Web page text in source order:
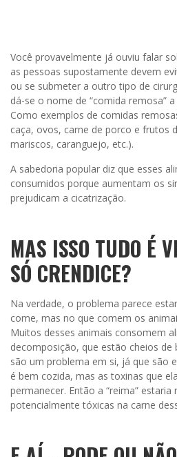
Você provavelmente já ouviu falar
as pessoas supostamente devem
ou se submeter a outro tipo de
dá-se o nome de “comida remosa”
Como exemplos de comidas
caça, ovos, carne de porco e frutos
mariscos, caranguejo, etc.).
A sabedoria popular diz que esses
consumidos porque aumentam os
prejudicam a cicatrização.
MAS ISSO TUDO É
SÓ CRENDICE?
Na verdade, o problema parece
come, mas no que comem os
Muitos desses animais consomem
decomposição, que estão cheios de
são um problema em si, já que são
é bem cozida, mas as toxinas que
permanecer. Então a “reima” estaria
potencialmente tóxicas na carne